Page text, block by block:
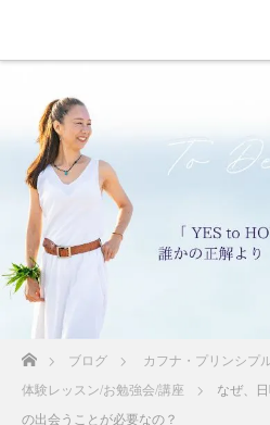
ホームブログ カフナ・プリンシプ
体験レッスン/お勉強会/講座
なぜ、
の出会うことが必要なの？